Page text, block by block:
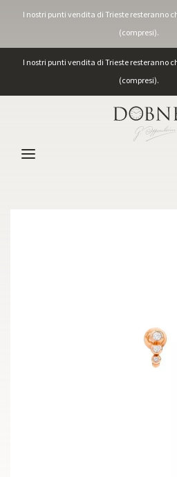
I nostri punti vendita di Trieste resteranno
(compresi).
I nostri punti vendita di Trieste resteranno
(compresi).